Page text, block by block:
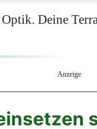
Deine
Anzeige